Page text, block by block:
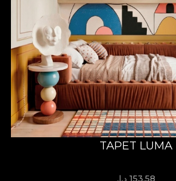
TAPET LUMA
153.58 د.إ.‏